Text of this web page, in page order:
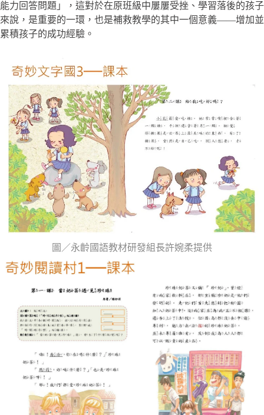
能力回答問題」，這對於在原班級中屢屢受挫、學習落後的孩子
來說，是重要的一環，也是補救教學的其中一個意義——增加並
累積孩子的成功經驗。
圖／永齡國語教材研發組長許婉柔提供